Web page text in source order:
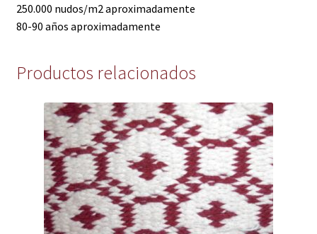
250.000 nudos/m2 aproximadamente
80-90 años aproximadamente
Productos relacionados